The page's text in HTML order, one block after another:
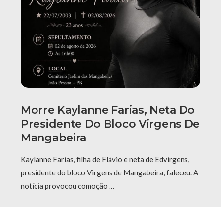
Morre Kaylanne Farias, Neta Do
Presidente Do Bloco Virgens De
Mangabeira
Kaylanne Farias, filha de Flávio e neta de Edvirgens,
presidente do bloco Virgens de Mangabeira, faleceu. A
notícia provocou comoção …